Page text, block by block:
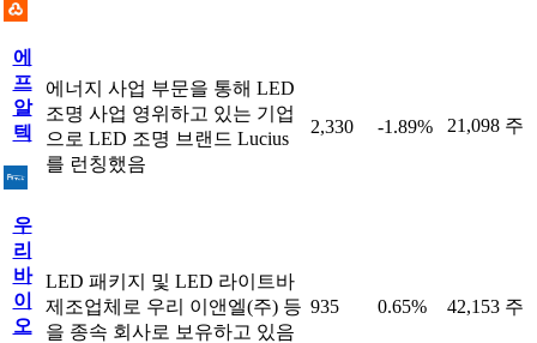
에
프
알
텍
에너지 사업 부문을 통해 LED
조명 사업 영위하고 있는 기업
으로 LED 조명 브랜드 Lucius
를 런칭했음
2,330 -1.89% 21,098 주
우
리
바
이
오
LED 패키지 및 LED 라이트바
제조업체로 우리 이앤엘(주) 등
을 종속 회사로 보유하고 있음
935 0.65% 42,153 주